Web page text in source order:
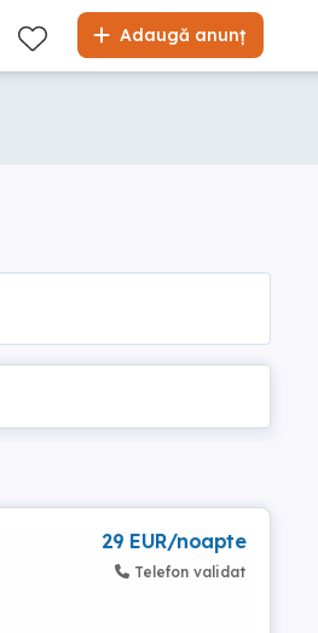
Adaugă anunț
29 EUR/noapte
Telefon validat